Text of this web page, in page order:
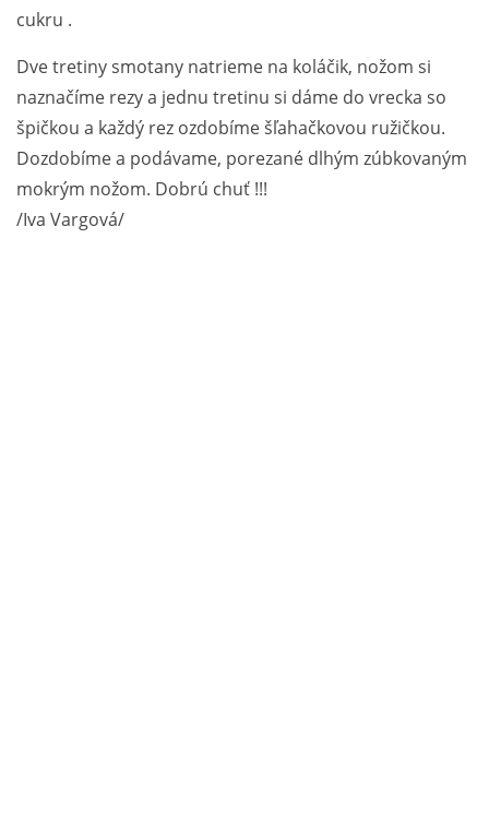
cukru .
Dve tretiny smotany natrieme na koláčik, nožom si
naznačíme rezy a jednu tretinu si dáme do vrecka so
špičkou a každý rez ozdobíme šľahačkovou ružičkou.
Dozdobíme a podávame, porezané dlhým zúbkovaným
mokrým nožom. Dobrú chuť !!!
/Iva Vargová/